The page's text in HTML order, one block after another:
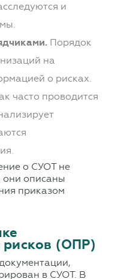
и
Порядок
на
о рисках.
часто проводится
о СУОТ не
они описаны
приказом
(ОПР)
в СУОТ. В